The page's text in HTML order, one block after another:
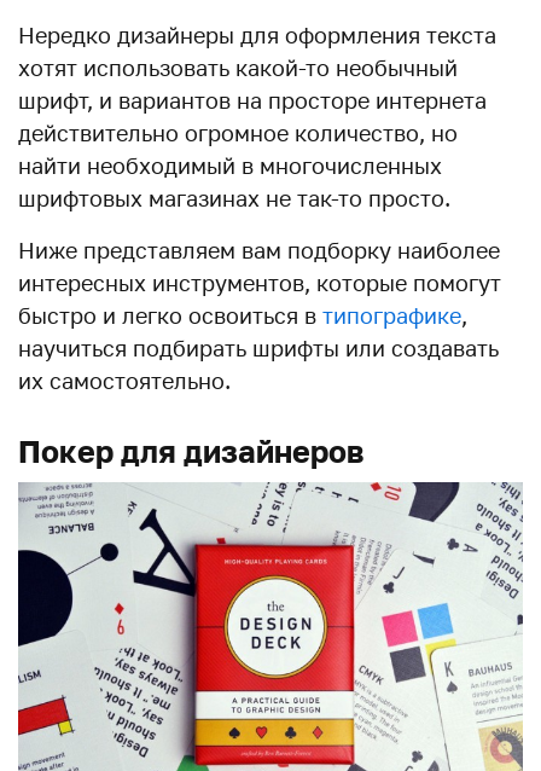
Нередко дизайнеры для оформления текста
хотят использовать какой-то необычный
шрифт, и вариантов на просторе интернета
действительно огромное количество, но
найти необходимый в многочисленных
шрифтовых магазинах не так-то просто.
Ниже представляем вам подборку наиболее
интересных инструментов, которые помогут
быстро и легко освоиться в типографике,
научиться подбирать шрифты или создавать
их самостоятельно.
Покер для дизайнеров